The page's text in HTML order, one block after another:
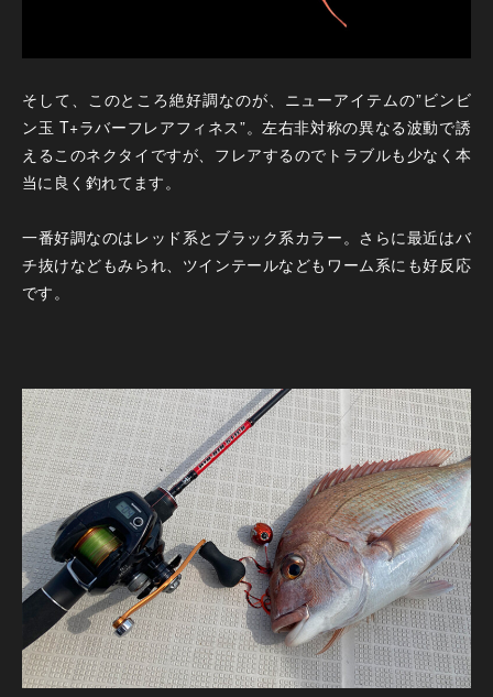
そして、このところ絶好調なのが、ニューアイテムの”ビンビ
ン玉 T+ラバーフレアフィネス”。左右非対称の異なる波動で誘
えるこのネクタイですが、フレアするのでトラブルも少なく本
当に良く釣れてます。
一番好調なのはレッド系とブラック系カラー。さらに最近はバ
チ抜けなどもみられ、ツインテールなどもワーム系にも好反応
です。